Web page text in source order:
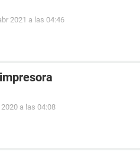
2021 a las 04:46
a las 04:08